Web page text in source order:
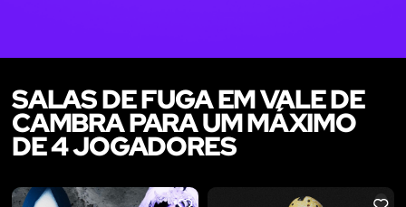
SALAS DE FUGA EM VALE DE
CAMBRA PARA UM MÁXIMO
DE 4 JOGADORES